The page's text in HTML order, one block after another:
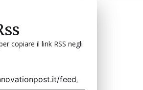
copiare il link RSS negli